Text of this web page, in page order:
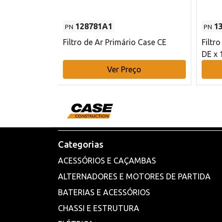
PN 128781A1
Filtro de Ar Primário Case CE
Ver Preço
PN
DE x
Categorias
ACESSÓRIOS E CAÇAMBAS
ALTERNADORES E MOTORES DE PARTIDA
BATERIAS E ACESSÓRIOS
CHASSI E ESTRUTURA